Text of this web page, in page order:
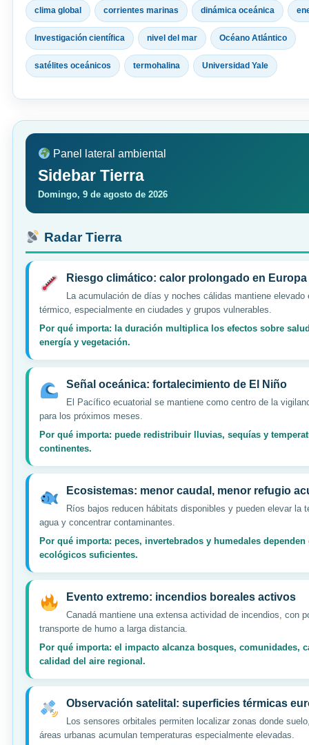
clima global corrientes marinas dinámica oceánica
Investigación científica nivel del mar Océano Atlántico
satélites oceánicos termohalina Universidad Yale
Panel lateral ambiental
Sidebar Tierra
Domingo, 9 de agosto de 2026
Radar Tierra
Riesgo climático: calor prolongado en Europa
La acumulación de días y noches cálidas mantiene elevado
térmico, especialmente en ciudades y grupos vulnerables.
Por qué importa: la duración multiplica los efectos sobre
energía y vegetación.
Señal oceánica: fortalecimiento de El Niño
El Pacífico ecuatorial se mantiene como centro de la
para los próximos meses.
Por qué importa: puede redistribuir lluvias, sequías y
continentes.
Ecosistemas: menor caudal, menor refugio
Ríos bajos reducen hábitats disponibles y pueden elevar la
agua y concentrar contaminantes.
Por qué importa: peces, invertebrados y humedales dependen
ecológicos suficientes.
Evento extremo: incendios boreales activos
Canadá mantiene una extensa actividad de incendios, con
transporte de humo a larga distancia.
Por qué importa: el impacto alcanza bosques, comunidades,
calidad del aire regional.
Observación satelital: superficies térmicas
Los sensores orbitales permiten localizar zonas donde
áreas urbanas acumulan temperaturas especialmente elevadas.